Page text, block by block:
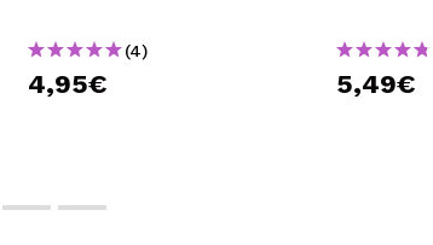
(4)
4,95€ 5,49€